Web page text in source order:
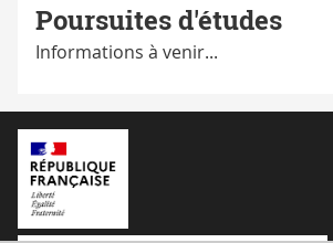
Poursuites d'études
Informations à venir...